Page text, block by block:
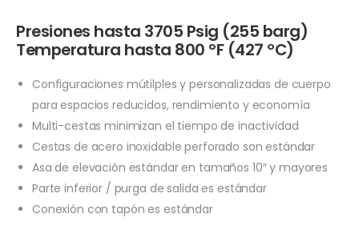
Presiones hasta 3705 Psig (255 barg)
Temperatura hasta 800 ºF (427 ºC)
Configuraciones mútilples y personalizadas de cuerpo
para espacios reducidos, rendimiento y economía
Multi-cestas minimizan el tiempo de inactividad
Cestas de acero inoxidable perforado son estándar
Asa de elevación estándar en tamaños 10″ y mayores
Parte inferior / purga de salida es estándar
Conexión con tapón es estándar